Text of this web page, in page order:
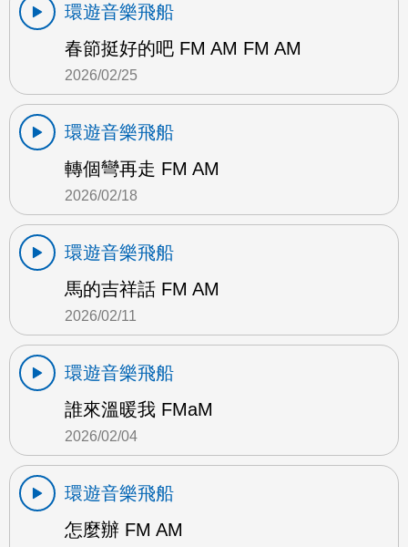
環遊音樂飛船
春節挺好的吧 FM AM FM AM
2026/02/25
環遊音樂飛船
轉個彎再走 FM AM
2026/02/18
環遊音樂飛船
馬的吉祥話 FM AM
2026/02/11
環遊音樂飛船
誰來溫暖我 FMaM
2026/02/04
環遊音樂飛船
怎麼辦 FM AM